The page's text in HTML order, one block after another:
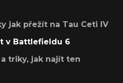
jak přežít na Tau Ceti IV
v Battlefieldu 6
triky, jak najít ten